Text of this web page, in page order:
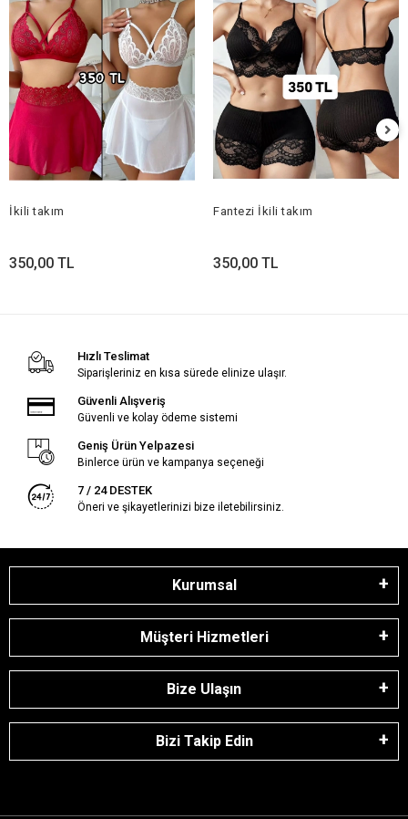
İkili takım
350,00 TL
Fantezi İkili takım
350,00 TL
Hızlı Teslimat
Siparişleriniz en kısa sürede elinize ulaşır.
Güvenli Alışveriş
Güvenli ve kolay ödeme sistemi
Geniş Ürün Yelpazesi
Binlerce ürün ve kampanya seçeneği
7 / 24 DESTEK
Öneri ve şikayetlerinizi bize iletebilirsiniz.
Kurumsal
Müşteri Hizmetleri
Bize Ulaşın
Bizi Takip Edin